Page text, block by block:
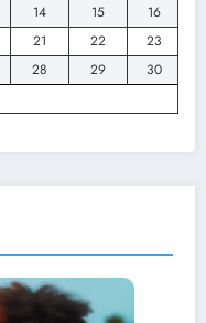
14 15
16
21 22
23
28 29
30
EDUKACJA PRZEDSZKOLNA